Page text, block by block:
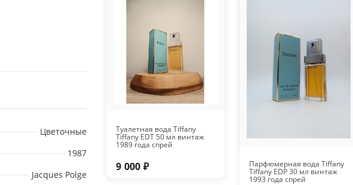
Цветочные
1987
Jacques Polge
Туалетная вода Tiffany
Tiffany EDT 50 мл винтаж
1989 года спрей
9 000 ₽ Парфюмерная вода Tiffany
Tiffany EDP 30 мл винтаж
1993 года спрей